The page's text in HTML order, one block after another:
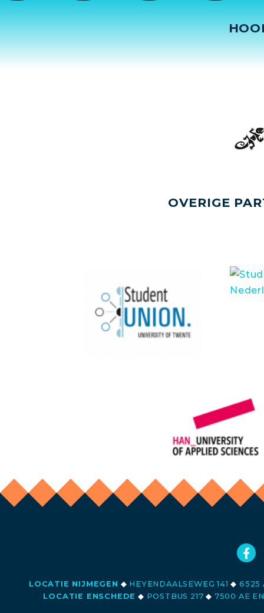
OVERIGE
LOCATIE NIJMEGEN ◆ HEYENDAALSEWEG 141◆ 6525
LOCATIE ENSCHEDE ◆ POSTBUS 217◆ 7500 AE